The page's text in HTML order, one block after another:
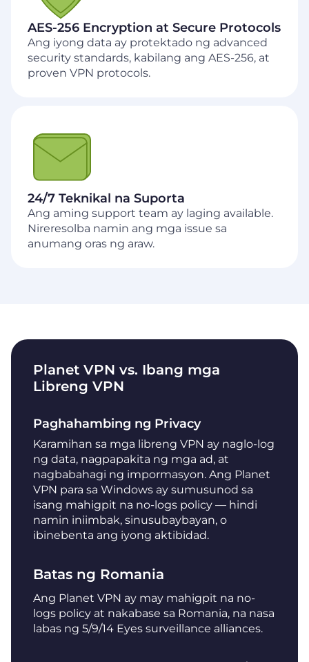
AES-256 Encryption at Secure Protocols
Ang iyong data ay protektado ng advanced
security standards, kabilang ang AES-256, at
proven VPN protocols.
24/7 Teknikal na Suporta
Ang aming support team ay laging available.
Nireresolba namin ang mga issue sa
anumang oras ng araw.
Planet VPN vs. Ibang mga
Libreng VPN
Paghahambing ng Privacy
Karamihan sa mga libreng VPN ay naglo-log
ng data, nagpapakita ng mga ad, at
nagbabahagi ng impormasyon. Ang Planet
VPN para sa Windows ay sumusunod sa
isang mahigpit na no-logs policy — hindi
namin iniimbak, sinusubaybayan, o
ibinebenta ang iyong aktibidad.
Batas ng Romania
Ang Planet VPN ay may mahigpit na no-
logs policy at nakabase sa Romania, na nasa
labas ng 5/9/14 Eyes surveillance alliances.